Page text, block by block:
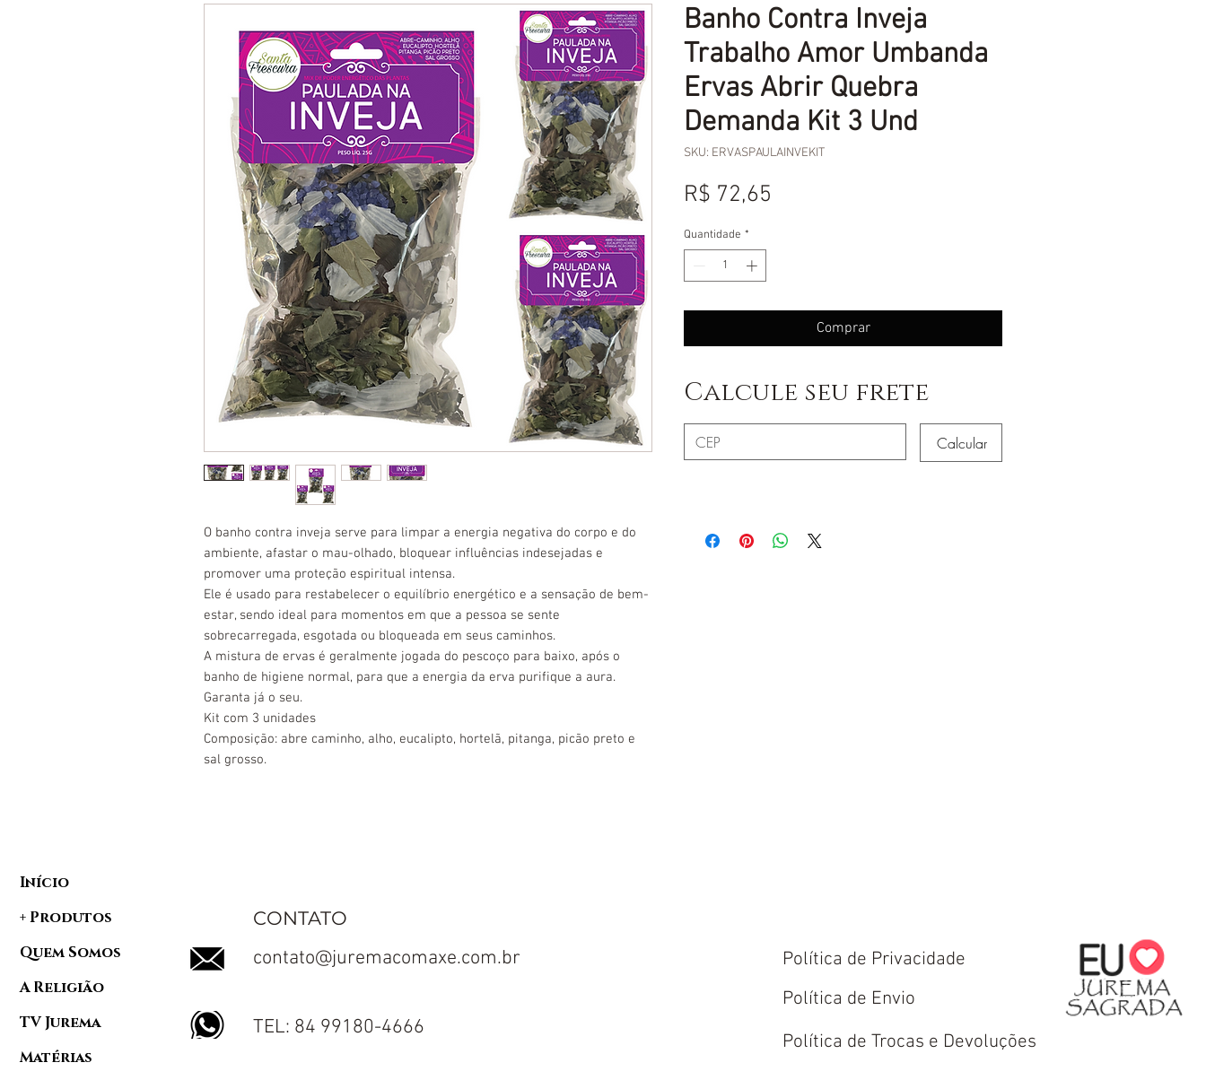
O banho contra inveja serve para limpar a energia negativa do corpo e do
ambiente, afastar o mau-olhado, bloquear influências indesejadas e
promover uma proteção espiritual intensa.
Ele é usado para restabelecer o equilíbrio energético e a sensação de bem-
estar, sendo ideal para momentos em que a pessoa se sente
sobrecarregada, esgotada ou bloqueada em seus caminhos.
A mistura de ervas é geralmente jogada do pescoço para baixo, após o
banho de higiene normal, para que a energia da erva purifique a aura.
Garanta já o seu.
Kit com 3 unidades
Composição: abre caminho, alho, eucalipto, hortelã, pitanga, picão preto e
sal grosso.
Banho Contra Inveja
Trabalho Amor Umbanda
Ervas Abrir Quebra
Demanda Kit 3 Und
SKU: ERVASPAULAINVEKIT
R$ 72,65
Quantidade *
Comprar
Calcule seu frete
Calcular
Início
+ Produtos
Quem Somos
A Religião
TV Jurema
Matérias
CONTATO
contato@juremacomaxe.com.br
TEL: 84 99180-4666
Política de Privacidade
Política de Envio
Política de Trocas e Devoluções